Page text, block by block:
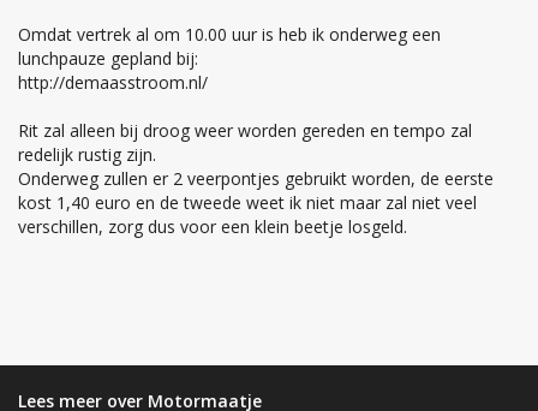
Omdat vertrek al om 10.00 uur is heb ik onderweg een
lunchpauze gepland bij:
http://demaasstroom.nl/
Rit zal alleen bij droog weer worden gereden en tempo zal
redelijk rustig zijn.
Onderweg zullen er 2 veerpontjes gebruikt worden, de eerste
kost 1,40 euro en de tweede weet ik niet maar zal niet veel
verschillen, zorg dus voor een klein beetje losgeld.
Lees meer over Motormaatje